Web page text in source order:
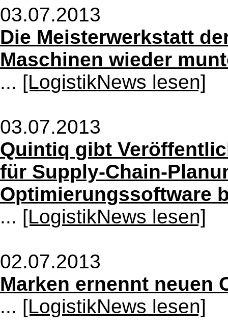
03.07.2013
Die Meisterwerkstatt
Maschinen wieder
... [LogistikNews lesen]
03.07.2013
Quintiq gibt
für Supply-Chain-
Optimierungssoftware
... [LogistikNews lesen]
02.07.2013
Marken ernennt neuen
... [LogistikNews lesen]